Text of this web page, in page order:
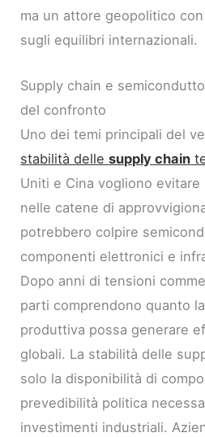
ma un attore geopolitico
sugli equilibri internazionali.
Supply chain e
del confronto
Uno dei temi principali del
stabilità dellesupply chain
Uniti e Cina vogliono
nelle catene di
potrebbero colpire
componenti elettronici e
Dopo anni di tensioni
parti comprendono quanto
produttiva possa generare
globali. La stabilità delle
solo la disponibilità di
prevedibilità politica
investimenti industriali.